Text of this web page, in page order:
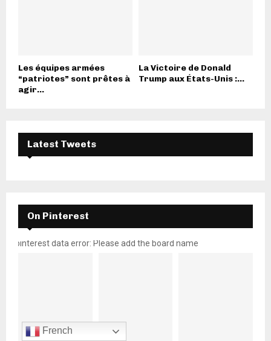
Les équipes armées
“patriotes” sont prêtes à
agir...
La Victoire de Donald
Trump aux États-Unis :...
Latest Tweets
On Pinterest
pinterest data error: Please add the board name
French